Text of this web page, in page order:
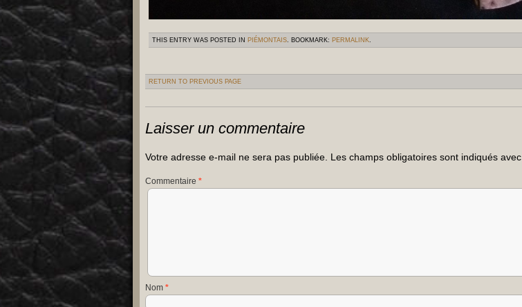
THIS ENTRY WAS POSTED IN PIÉMONTAIS. BOOKMARK: PERMALINK.
RETURN TO PREVIOUS PAGE
Laisser un commentaire
Votre adresse e-mail ne sera pas publiée. Les champs obligatoires sont indiqués avec
Commentaire *
Nom *